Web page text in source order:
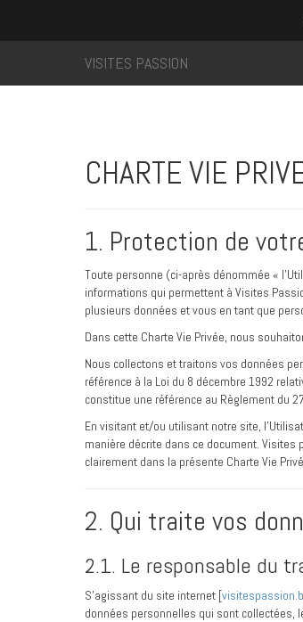
VISITES PASSION
CHARTE VIE
1. Protection de
Toute personne (ci-après dénommée «
informations qui permettent à Visites
plusieurs données et vous en tant que
Dans cette Charte Vie Privée, nous
Nous collectons et traitons vos données
référence à la Loi du 8 décembre 1992
constitue une référence au Règlement du
En visitant et/ou utilisant notre site,
manière décrite dans ce document.
clairement dans la présente Charte Vie
2. Qui traite vos
2.1. Le responsable du
S’agissant du site internet [
données personnelles qui sont